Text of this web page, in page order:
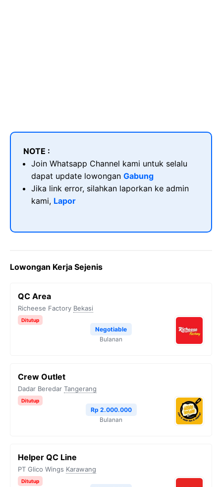
NOTE :
Join Whatsapp Channel kami untuk selalu
dapat update lowongan Gabung
Jika link error, silahkan laporkan ke admin
kami, Lapor
Lowongan Kerja Sejenis
QC Area
Richeese Factory Bekasi
Ditutup
Negotiable
Bulanan
Crew Outlet
Dadar Beredar Tangerang
Ditutup
Rp 2.000.000
Bulanan
Helper QC Line
PT Glico Wings Karawang
Ditutup